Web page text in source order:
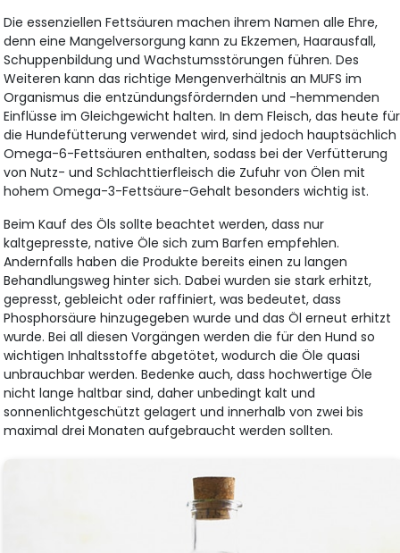
Die essenziellen Fettsäuren machen ihrem Namen alle Ehre,
denn eine Mangelversorgung kann zu Ekzemen, Haarausfall,
Schuppenbildung und Wachstumsstörungen führen. Des
Weiteren kann das richtige Mengenverhältnis an MUFS im
Organismus die entzündungsfördernden und -hemmenden
Einflüsse im Gleichgewicht halten. In dem Fleisch, das heute für
die Hundefütterung verwendet wird, sind jedoch hauptsächlich
Omega-6-Fettsäuren enthalten, sodass bei der Verfütterung
von Nutz- und Schlachttierfleisch die Zufuhr von Ölen mit
hohem Omega-3-Fettsäure-Gehalt besonders wichtig ist.
Beim Kauf des Öls sollte beachtet werden, dass nur
kaltgepresste, native Öle sich zum Barfen empfehlen.
Andernfalls haben die Produkte bereits einen zu langen
Behandlungsweg hinter sich. Dabei wurden sie stark erhitzt,
gepresst, gebleicht oder raffiniert, was bedeutet, dass
Phosphorsäure hinzugegeben wurde und das Öl erneut erhitzt
wurde. Bei all diesen Vorgängen werden die für den Hund so
wichtigen Inhaltsstoffe abgetötet, wodurch die Öle quasi
unbrauchbar werden. Bedenke auch, dass hochwertige Öle
nicht lange haltbar sind, daher unbedingt kalt und
sonnenlichtgeschützt gelagert und innerhalb von zwei bis
maximal drei Monaten aufgebraucht werden sollten.